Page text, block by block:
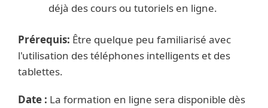
déjà des cours ou tutoriels en ligne.
Prérequis: Être quelque peu familiarisé avec
l'utilisation des téléphones intelligents et des
tablettes.
Date : La formation en ligne sera disponible dès